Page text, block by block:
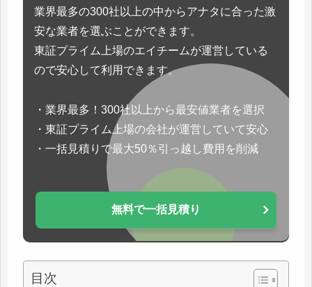
業界最多の300社以上の中からアナタに合った激
安な業者を選ぶことができます。
東証プライム上場のエイチームが運営している
ので安心して利用できます。
・業界最多！300社以上から最安値業者を選択
・東証プライム上場の会社が運営していて安心
・一括見積りで最大50％引っ越し費用を削減
無料で一括見積り
目次